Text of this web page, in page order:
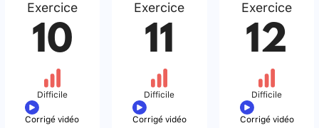
Exercice
10
Difficile
Corrigé vidéo
Exercice
11
Difficile
Corrigé vidéo
Exercice
12
Difficile
Corrigé vidéo